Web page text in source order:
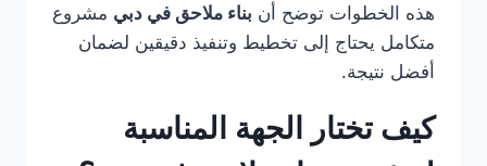
هذه الخطوات توضح أن بناء ملاحق في دبي مشروع
متكامل يحتاج إلى تخطيط وتنفيذ دقيقين لضمان
أفضل نتيجة.
كيف تختار الجهة المناسبة